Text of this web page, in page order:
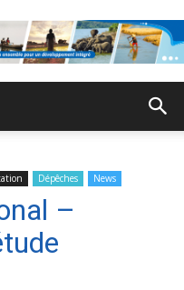
Dépêches News
–